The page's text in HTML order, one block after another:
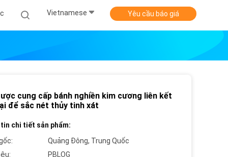
Vietnamese Yêu cầu báo giá
cung cấp bánh nghiền kim cương liên kết
để sắc nét thủy tinh xát
chi tiết sản phẩm:
Quảng Đông, Trung Quốc
PBLOG